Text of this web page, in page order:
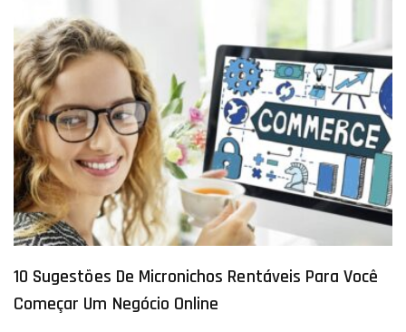
10 Sugestões De Micronichos Rentáveis Para Você
Começar Um Negócio Online